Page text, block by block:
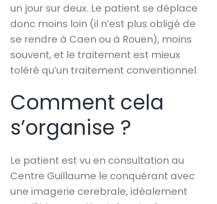
un jour sur deux. Le patient se déplace
donc moins loin (il n’est plus obligé de
se rendre à Caen ou à Rouen), moins
souvent, et le traitement est mieux
toléré qu’un traitement conventionnel.
Comment cela
s’organise ?
Le patient est vu en consultation au
Centre Guillaume le conquérant avec
une imagerie cerebrale, idéalement